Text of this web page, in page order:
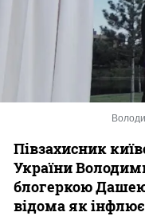
Півзахисник
України
блогеркою
відома як